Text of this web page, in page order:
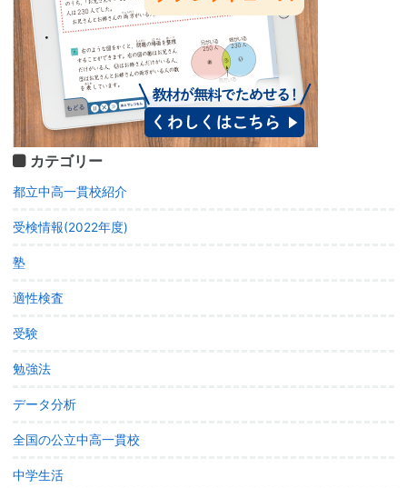
カテゴリー
都立中高一貫校紹介
受検情報(2022年度)
塾
適性検査
受験
勉強法
データ分析
全国の公立中高一貫校
中学生活